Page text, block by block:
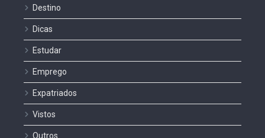
Destino
Dicas
Estudar
Emprego
Expatriados
Vistos
Outros